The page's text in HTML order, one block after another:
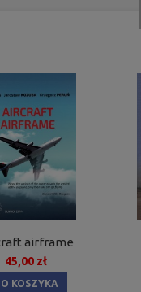
airframe
45,00 zł
KOSZYKA